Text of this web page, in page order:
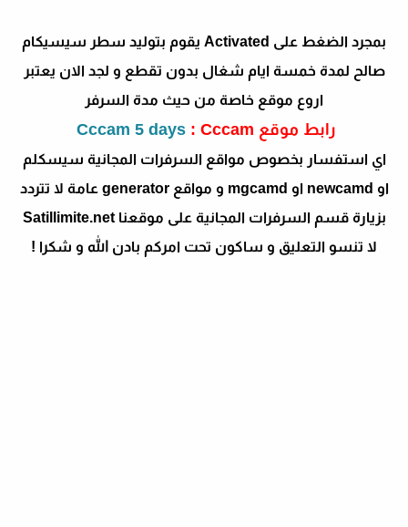
بمجرد الضغط على Activated يقوم بتوليد سطر سيسيكام
صالح لمدة خمسة ايام شغال بدون تقطع و لجد الان يعتبر
اروع موقع خاصة من حيث مدة السرفر
رابط موقع Cccam 5 days : Cccam
اي استفسار بخصوص مواقع السرفرات المجانية سيسكلم
او newcamd او mgcamd و مواقع generator عامة لا تتردد
بزيارة قسم السرفرات المجانية على موقعنا Satillimite.net
لا تنسو التعليق و ساكون تحت امركم بادن الله و شكرا !